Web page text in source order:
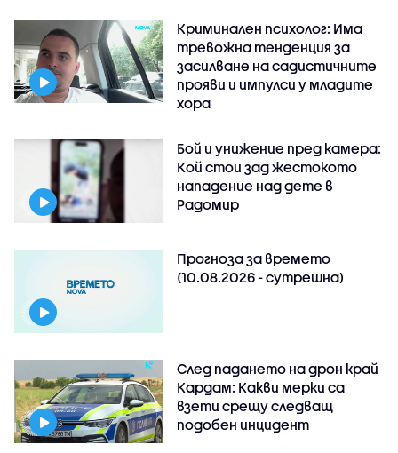
Криминален психолог: Има
тревожна тенденция за
засилване на садистичните
прояви и импулси у младите
хора
Бой и унижение пред камера:
Кой стои зад жестокото
нападение над дете в
Радомир
Прогноза за времето
(10.08.2026 - сутрешна)
След падането на дрон край
Кардам: Какви мерки са
взети срещу следващ
подобен инцидент